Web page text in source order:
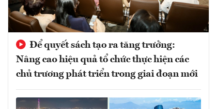
Để quyết sách tạo ra tăng trưởng:
Nâng cao hiệu quả tổ chức thực hiện các
chủ trương phát triển trong giai đoạn mới